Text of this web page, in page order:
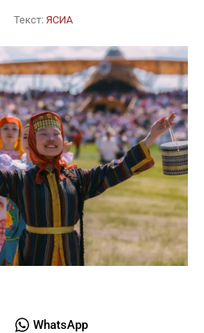
Текст: ЯСИА
WhatsApp